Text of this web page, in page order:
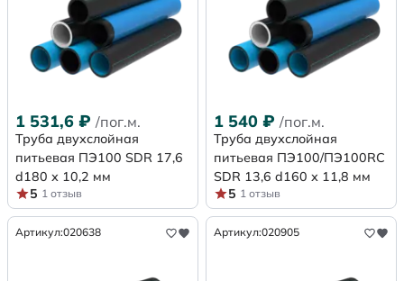
1 531,6 ₽ /пог.м.
Труба двухслойная
питьевая ПЭ100 SDR 17,6
d180 х 10,2 мм
5 1 отзыв
1 540 ₽ /пог.м.
Труба двухслойная
питьевая ПЭ100/ПЭ100RC
SDR 13,6 d160 х 11,8 мм
5 1 отзыв
Артикул:020638 Артикул:020905